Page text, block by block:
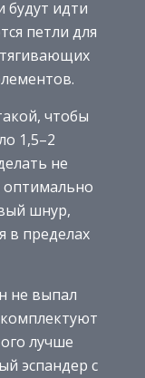
будут идти
петли для
чтобы
1,5–2
не
оптимально
шнур,
в пределах
не выпал
лучше
эспандер с